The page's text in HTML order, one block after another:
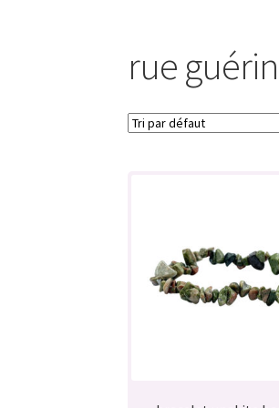
rue guérin